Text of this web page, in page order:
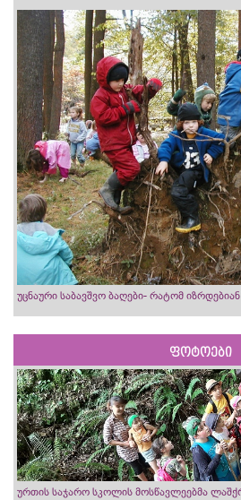
უცნაური საბავშვო ბაღები- რატომ
ფოტოები
ურთის საჯარო სკოლის მოსწავლეებმა